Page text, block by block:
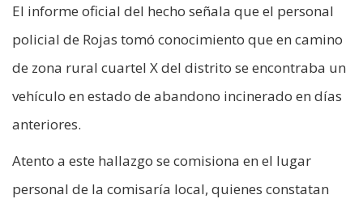
El informe oficial del hecho señala que el personal
policial de Rojas tomó conocimiento que en camino
de zona rural cuartel X del distrito se encontraba un
vehículo en estado de abandono incinerado en días
anteriores.
Atento a este hallazgo se comisiona en el lugar
personal de la comisaría local, quienes constatan